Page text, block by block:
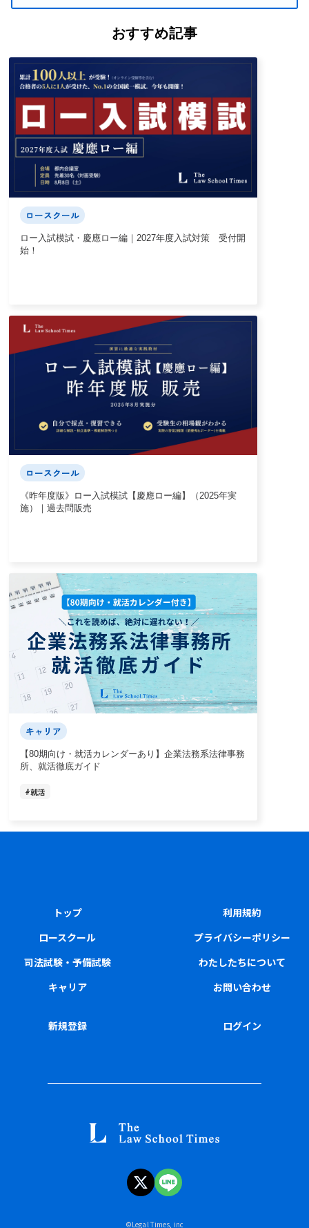
おすすめ記事
ロースクール
ロー入試模試・慶應ロー編｜2027年度入試対策 受付開
始！
ロースクール
《昨年度版》ロー入試模試【慶應ロー編】（2025年実
施）｜過去問販売
キャリア
【80期向け・就活カレンダーあり】企業法務系法律事務
所、就活徹底ガイド
#就活
トップ
ロースクール
司法試験・予備試験
キャリア
利用規約
プライバシーポリシー
わたしたちについて
お問い合わせ
新規登録 ログイン
©︎Legal Times, inc